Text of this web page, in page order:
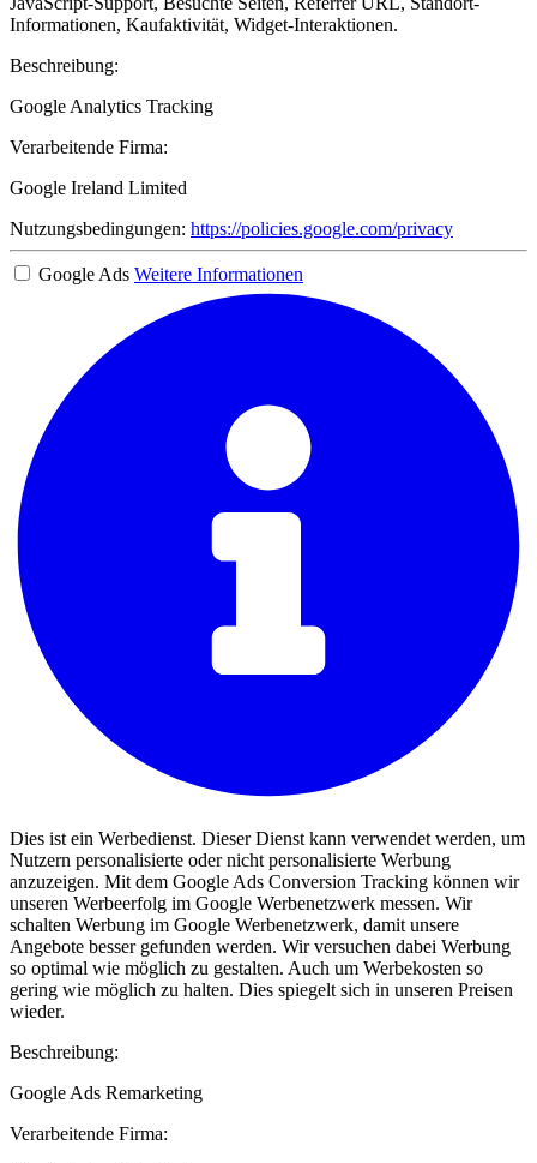
Informationen, Kaufaktivität, Widget-Interaktionen.
Beschreibung:
Google Analytics Tracking
Verarbeitende Firma:
Google Ireland Limited
Nutzungsbedingungen: https://policies.google.com/privacy
Google Ads Weitere Informationen
Dies ist ein Werbedienst. Dieser Dienst kann verwendet werden, um
Nutzern personalisierte oder nicht personalisierte Werbung
anzuzeigen. Mit dem Google Ads Conversion Tracking können wir
unseren Werbeerfolg im Google Werbenetzwerk messen. Wir
schalten Werbung im Google Werbenetzwerk, damit unsere
Angebote besser gefunden werden. Wir versuchen dabei Werbung
so optimal wie möglich zu gestalten. Auch um Werbekosten so
gering wie möglich zu halten. Dies spiegelt sich in unseren Preisen
wieder.
Beschreibung:
Google Ads Remarketing
Verarbeitende Firma: